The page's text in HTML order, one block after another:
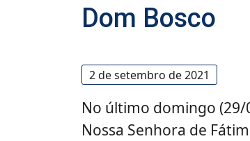
Dom Bosco
2 de setembro de 2021
No último domingo (29/
Nossa Senhora de